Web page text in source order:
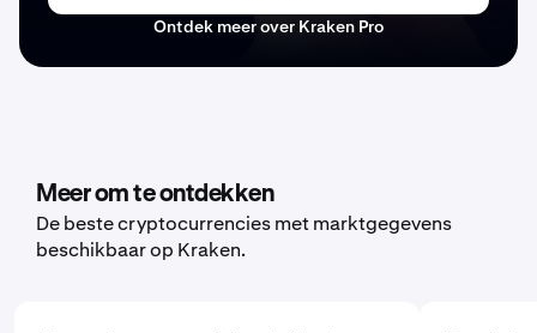
Ontdek meer over Kraken Pro
Meer om te ontdekken
De beste cryptocurrencies met marktgegevens
beschikbaar op Kraken.